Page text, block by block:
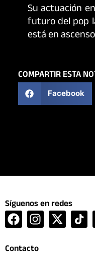
Su actuación
futuro del pop
está en
COMPARTIR ESTA
Facebook
Síguenos en redes
F
a
I
n
X
-
Contacto